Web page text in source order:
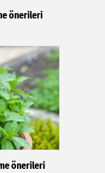
önerileri
önerileri